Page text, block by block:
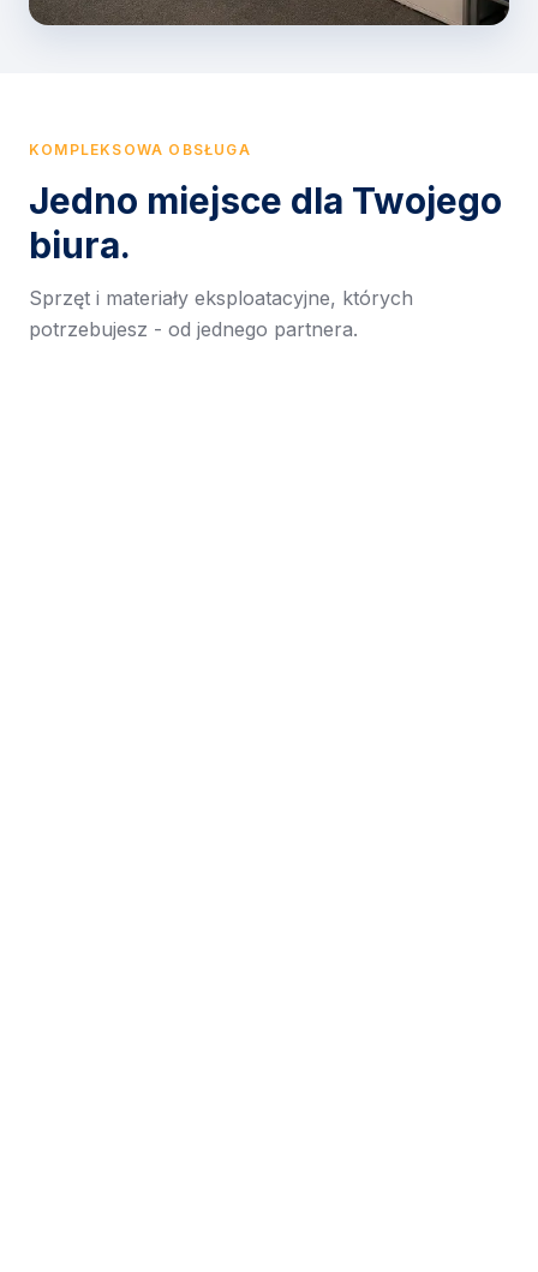
KOMPLEKSOWA OBSŁUGA
Jedno miejsce dla Twojego
biura.
Sprzęt i materiały eksploatacyjne, których
potrzebujesz - od jednego partnera.